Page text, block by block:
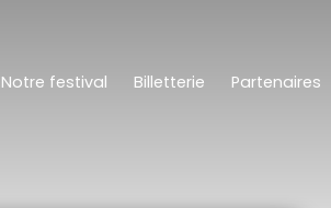
Notre festival Billetterie Partenaires